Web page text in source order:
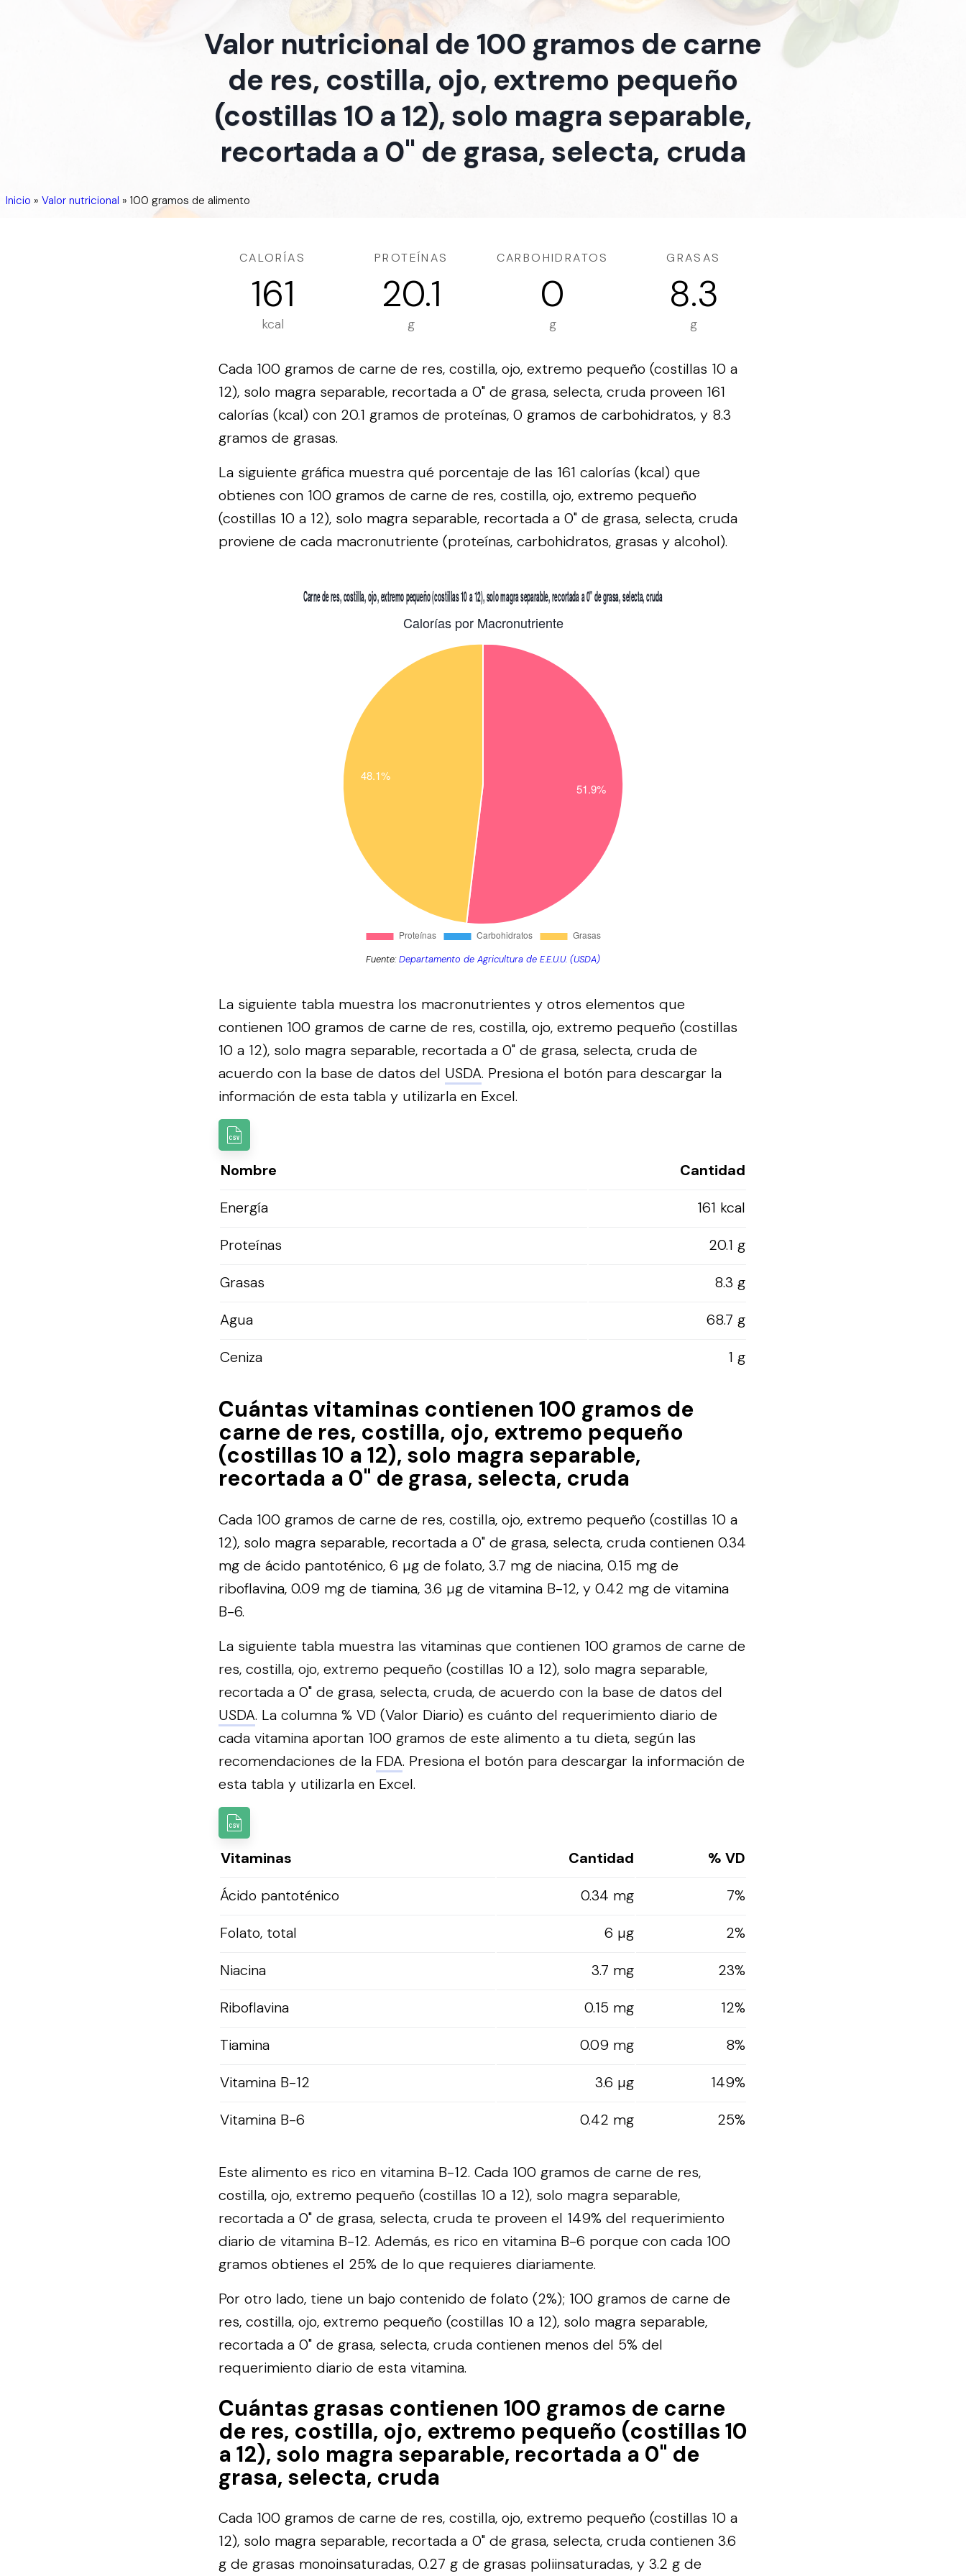
Valor nutricional de 100 gramos de carne
de res, costilla, ojo, extremo pequeño
(costillas 10 a 12), solo magra separable,
recortada a 0" de grasa, selecta, cruda
Inicio » Valor nutricional » 100 gramos de alimento
CALORÍAS
161
kcal
PROTEÍNAS
20.1
g
CARBOHIDRATOS
0
g
GRASAS
8.3
g
Cada 100 gramos de carne de res, costilla, ojo, extremo pequeño (costillas 10 a
12), solo magra separable, recortada a 0" de grasa, selecta, cruda proveen 161
calorías (kcal) con 20.1 gramos de proteínas, 0 gramos de carbohidratos, y 8.3
gramos de grasas.
La siguiente gráfica muestra qué porcentaje de las 161 calorías (kcal) que
obtienes con 100 gramos de carne de res, costilla, ojo, extremo pequeño
(costillas 10 a 12), solo magra separable, recortada a 0" de grasa, selecta, cruda
proviene de cada macronutriente (proteínas, carbohidratos, grasas y alcohol).
Fuente:Departamento de Agricultura de E.E.U.U. (USDA)
La siguiente tabla muestra los macronutrientes y otros elementos que
contienen 100 gramos de carne de res, costilla, ojo, extremo pequeño (costillas
10 a 12), solo magra separable, recortada a 0" de grasa, selecta, cruda de
acuerdo con la base de datos del USDA. Presiona el botón para descargar la
información de esta tabla y utilizarla en Excel.
Nombre
Cantidad
Energía
161 kcal
Proteínas
20.1 g
Grasas
8.3 g
Agua
68.7 g
Ceniza
1 g
Cuántas vitaminas contienen 100 gramos de
carne de res, costilla, ojo, extremo pequeño
(costillas 10 a 12), solo magra separable,
recortada a 0" de grasa, selecta, cruda
Cada 100 gramos de carne de res, costilla, ojo, extremo pequeño (costillas 10 a
12), solo magra separable, recortada a 0" de grasa, selecta, cruda contienen 0.34
mg de ácido pantoténico, 6 µg de folato, 3.7 mg de niacina, 0.15 mg de
riboflavina, 0.09 mg de tiamina, 3.6 µg de vitamina B-12, y 0.42 mg de vitamina
B-6.
La siguiente tabla muestra las vitaminas que contienen 100 gramos de carne de
res, costilla, ojo, extremo pequeño (costillas 10 a 12), solo magra separable,
recortada a 0" de grasa, selecta, cruda, de acuerdo con la base de datos del
USDA. La columna % VD (Valor Diario) es cuánto del requerimiento diario de
cada vitamina aportan 100 gramos de este alimento a tu dieta, según las
recomendaciones de la FDA. Presiona el botón para descargar la información de
esta tabla y utilizarla en Excel.
Vitaminas Cantidad
% VD
Ácido pantoténico
0.34 mg
7%
Folato, total
6 µg
2%
Niacina
3.7 mg
23%
Riboflavina
0.15 mg
12%
Tiamina
0.09 mg
8%
Vitamina B-12
3.6 µg
149%
Vitamina B-6
0.42 mg 25%
Este alimento es rico en vitamina B-12. Cada 100 gramos de carne de res,
costilla, ojo, extremo pequeño (costillas 10 a 12), solo magra separable,
recortada a 0" de grasa, selecta, cruda te proveen el 149% del requerimiento
diario de vitamina B-12. Además, es rico en vitamina B-6 porque con cada 100
gramos obtienes el 25% de lo que requieres diariamente.
Por otro lado, tiene un bajo contenido de folato (2%); 100 gramos de carne de
res, costilla, ojo, extremo pequeño (costillas 10 a 12), solo magra separable,
recortada a 0" de grasa, selecta, cruda contienen menos del 5% del
requerimiento diario de esta vitamina.
Cuántas grasas contienen 100 gramos de carne
de res, costilla, ojo, extremo pequeño (costillas 10
a 12), solo magra separable, recortada a 0" de
grasa, selecta, cruda
Cada 100 gramos de carne de res, costilla, ojo, extremo pequeño (costillas 10 a
12), solo magra separable, recortada a 0" de grasa, selecta, cruda contienen 3.6
g de grasas monoinsaturadas, 0.27 g de grasas poliinsaturadas, y 3.2 g de